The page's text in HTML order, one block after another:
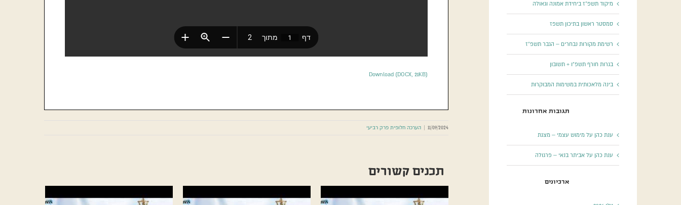
Download (DOCX, 21KB)
11/09/2024
| הערכה חלופית פרק רביעי
תכנים קשורים
מיקוד תשפ”ז ביחידת אמונה וגאולה
סמסטר ראשון בתיכון תשפז
רשימת מקורות נבחרים – הגבר תשפ”ז
בגרות חורף תשפ”ו + תשובון
בינה מלאכותית במשימות המבוקרות
תגובות אחרונות
ענת כהן עלמימוש עצמי – מצגת
ענת כהן עלאביתר בנאי – פרגולה
ארכיונים